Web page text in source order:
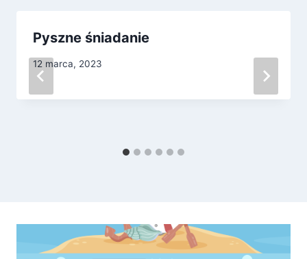
Pyszne śniadanie
12 marca, 2023